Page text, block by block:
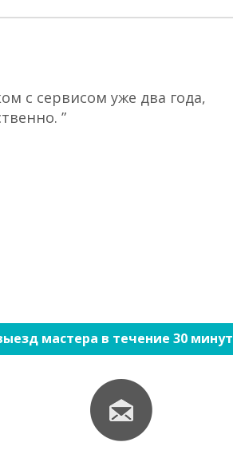
с сервисом уже два года,
”
мастера в течение 30 минут